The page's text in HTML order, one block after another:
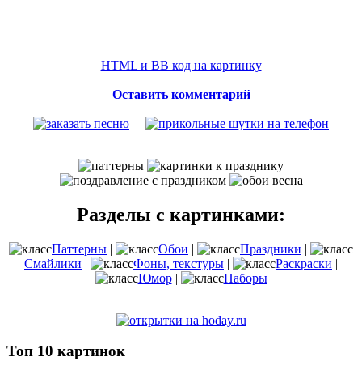
HTML и BB код на картинку
Оставить комментарий
Разделы с картинками:
Паттерны | Обои | Праздники |
Смайлики | Фоны, текстуры | Раскраски |
Юмор| Наборы
Топ 10 картинок